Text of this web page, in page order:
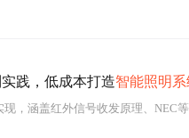
践，低成本打造智能照明系